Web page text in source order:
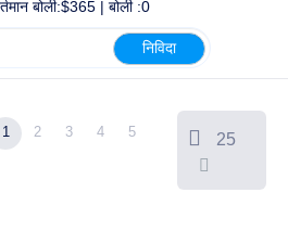
बोली:$365 | बोली :0
निविदा
1 2 3 4 5 25